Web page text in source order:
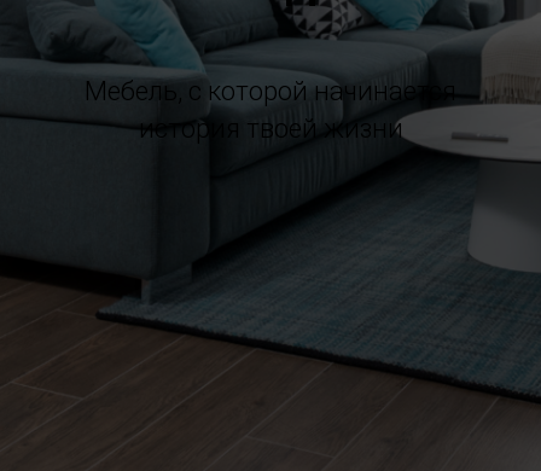
Мебель, с которой начинается
история твоей жизни